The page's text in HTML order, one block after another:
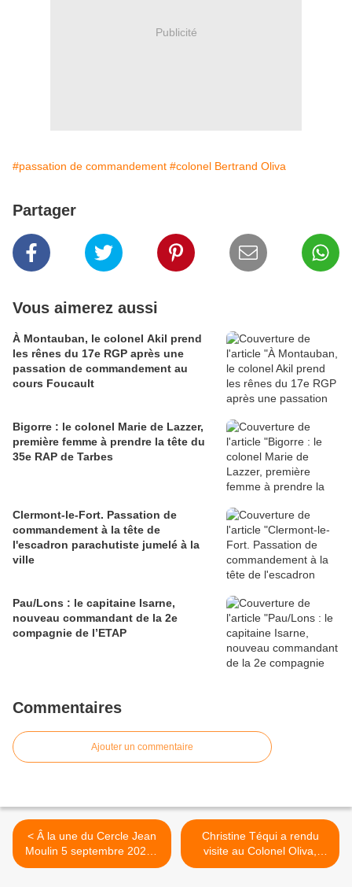
Publicité
#passation de commandement #colonel Bertrand Oliva
Partager
Vous aimerez aussi
À Montauban, le colonel Akil prend
les rênes du 17e RGP après une
passation de commandement au
cours Foucault
Bigorre : le colonel Marie de Lazzer,
première femme à prendre la tête du
35e RAP de Tarbes
Clermont-le-Fort. Passation de
commandement à la tête de
l'escadron parachutiste jumelé à la
ville
Pau/Lons : le capitaine Isarne,
nouveau commandant de la 2e
compagnie de l’ETAP
Commentaires
Ajouter un commentaire
< Â la une du Cercle Jean
Moulin 5 septembre 2025 "
Meilleur musée " : l'Airborne
Christine Téqui a rendu
visite au Colonel Oliva,
nouveau patron du 1er RCP